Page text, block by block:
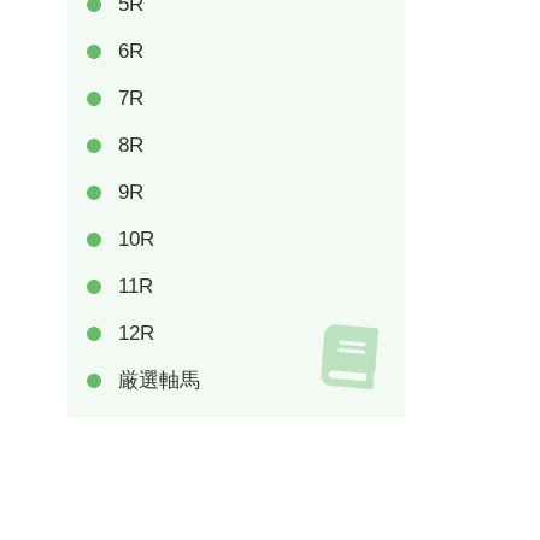
6R
7R
8R
9R
10R
11R
12R
厳選軸馬